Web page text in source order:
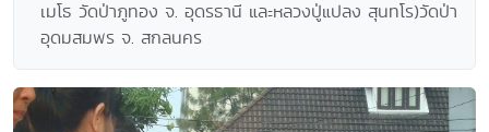
เมโธ วัดป่าภูทอง จ. อุดรธานี และหลวงปู่แปลง สุนทโร)วัดป่า
อุดมสมพร จ. สกลนคร